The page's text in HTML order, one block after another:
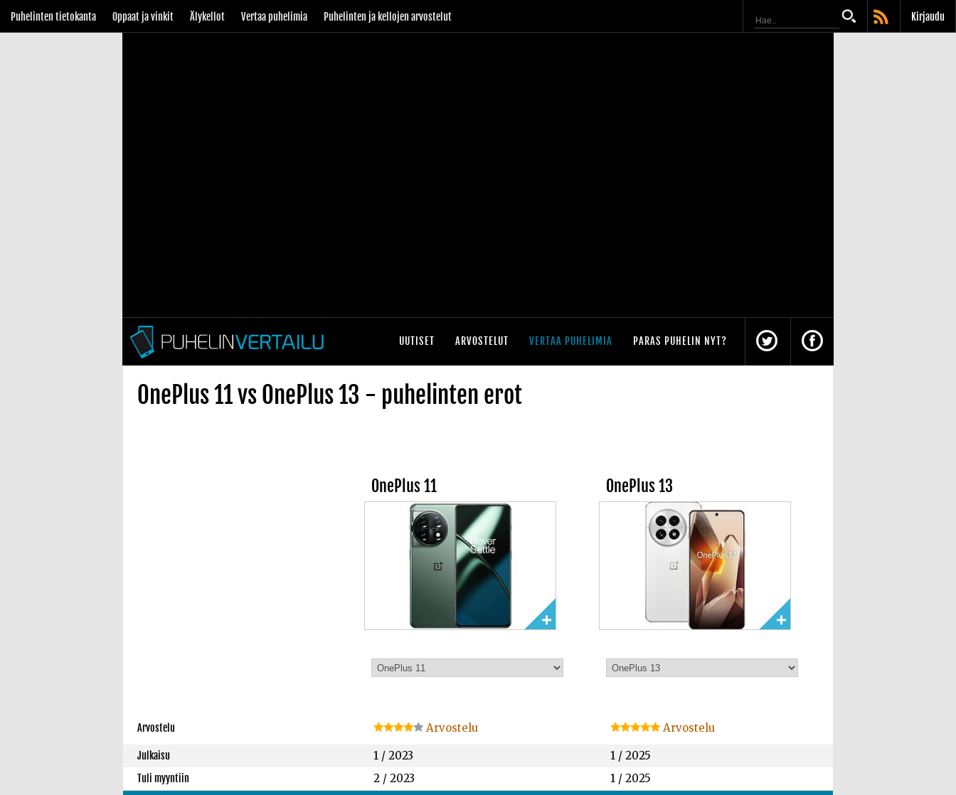
Puhelinten tietokanta Oppaat ja vinkit Älykellot Vertaa puhelimia Puhelinten ja kellojen arvostelut Kirjaudu
UUTISET ARVOSTELUT VERTAA PUHELIMIA PARAS PUHELIN NYT?
OnePlus 11 vs OnePlus 13 - puhelinten erot
OnePlus 11 OnePlus 13
Arvostelu Arvostelu Arvostelu
Julkaisu 1 / 2023 1 / 2025
Tuli myyntiin 2 / 2023 1 / 2025